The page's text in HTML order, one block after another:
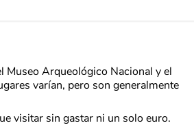
Museo Arqueológico Nacional y el
varían, pero son generalmente
visitar sin gastar ni un solo euro.